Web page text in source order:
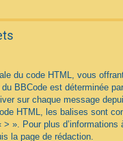
du code HTML, vous
BBCode est déterminée
sur chaque message
HTML, les balises sont
». Pour plus d’informations
la page de rédaction.